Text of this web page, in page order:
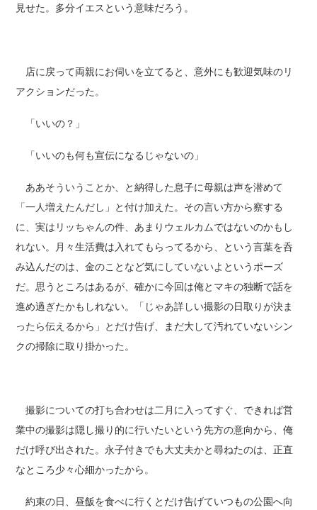
見せた。多分イエスという意味だろう。
店に戻って両親にお伺いを立てると、意外にも歓迎気味のリ
アクションだった。
「いいの？」
「いいのも何も宣伝になるじゃないの」
ああそういうことか、と納得した息子に母親は声を潜めて
「一人増えたんだし」と付け加えた。その言い方から察する
に、実はリッちゃんの件、あまりウェルカムではないのかもし
れない。月々生活費は入れてもらってるから、という言葉を呑
み込んだのは、金のことなど気にしていないよというポーズ
だ。思うところはあるが、確かに今回は俺とマキの独断で話を
進め過ぎたかもしれない。「じゃあ詳しい撮影の日取りが決ま
ったら伝えるから」とだけ告げ、まだ大して汚れていないシン
クの掃除に取り掛かった。
撮影についての打ち合わせは二月に入ってすぐ、できれば営
業中の撮影は隠し撮り的に行いたいという先方の意向から、俺
だけ呼び出された。永子付きでも大丈夫かと尋ねたのは、正直
なところ少々心細かったから。
約束の日、昼飯を食べに行くとだけ告げていつもの公園へ向